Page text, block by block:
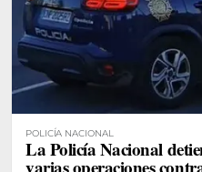
POLICÍA NACIONAL
La Policía Nacional